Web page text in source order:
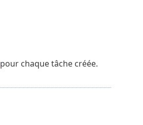
pour chaque tâche créée.